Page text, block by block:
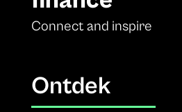
Connect and inspire
Ontdek